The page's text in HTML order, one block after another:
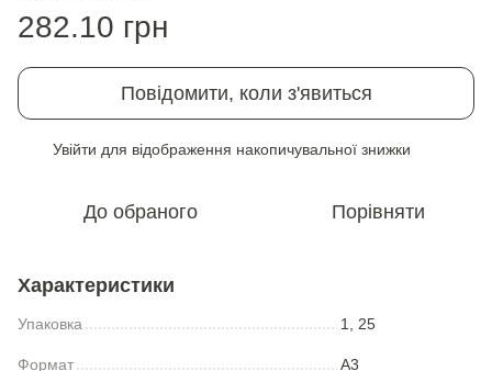
282.10 грн
Повідомити, коли з'явиться
Увійти для відображення накопичувальної знижки
До обраного Порівняти
Характеристики
Упаковка 1, 25
Формат A3